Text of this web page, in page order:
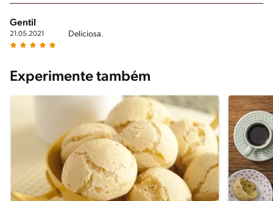
Gentil
21.05.2021 Deliciosa.
Experimente também